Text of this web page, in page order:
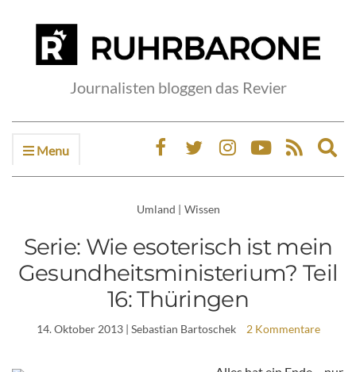
Journalisten bloggen das Revier
Menu
Umland | Wissen
Serie: Wie esoterisch ist mein
Gesundheitsministerium? Teil
16: Thüringen
14. Oktober 2013| Sebastian Bartoschek 2 Kommentare